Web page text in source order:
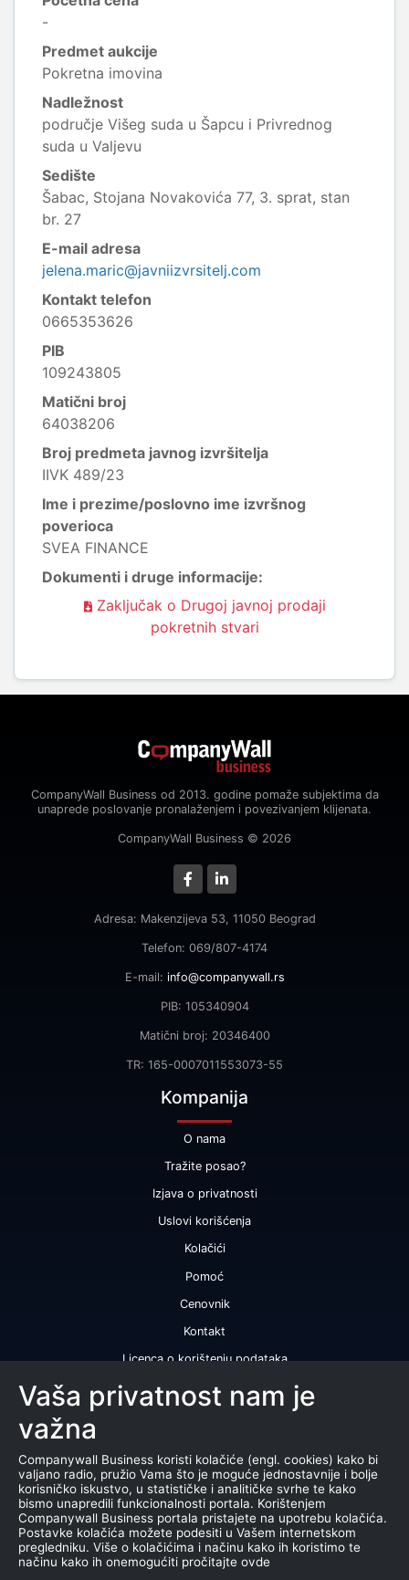
-
Predmet aukcije
Pokretna imovina
Nadležnost
područje Višeg suda u Šapcu i Privrednog
suda u Valjevu
Sedište
Šabac, Stojana Novakovića 77, 3. sprat, stan
br. 27
E-mail adresa
jelena.maric@javniizvrsitelj.com
Kontakt telefon
0665353626
PIB
109243805
Matični broj
64038206
Broj predmeta javnog izvršitelja
IIVK 489/23
Ime i prezime/poslovno ime izvršnog
poverioca
SVEA FINANCE
Dokumenti i druge informacije:
Zaključak o Drugoj javnoj prodaji
pokretnih stvari
CompanyWall Business od 2013. godine pomaže subjektima da
unaprede poslovanje pronalaženjem i povezivanjem klijenata.
CompanyWall Business © 2026
Adresa: Makenzijeva 53, 11050 Beograd
Telefon: 069/807-4174
E-mail: info@companywall.rs
PIB: 105340904
Matični broj: 20346400
TR: 165-0007011553073-55
Kompanija
O nama
Tražite posao?
Izjava o privatnosti
Uslovi korišćenja
Kolačići
Pomoć
Cenovnik
Kontakt
Licenca o korištenju podataka
Naše usluge
Bonitetni izveštaj
Sertifikat bonitetne izvrsnosti
Proizvodi
Saradnja sa registrom APR
Vaša privatnost nam je
važna
Companywall Business koristi kolačiće (engl. cookies) kako bi
valjano radio, pružio Vama što je moguće jednostavnije i bolje
korisničko iskustvo, u statističke i analitičke svrhe te kako
bismo unapredili funkcionalnosti portala. Korištenjem
Companywall Business portala pristajete na upotrebu kolačića.
Postavke kolačića možete podesiti u Vašem internetskom
pregledniku. Više o kolačićima i načinu kako ih koristimo te
načinu kako ih onemogućiti pročitajte ovde